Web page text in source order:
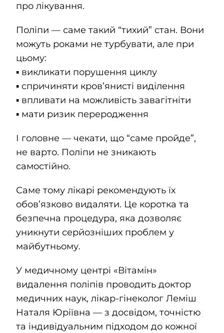
про лікування.
Поліпи — саме такий “тихий” стан. Вони
можуть роками не турбувати, але при
цьому:
▪️ викликати порушення циклу
▪️ спричиняти кров’янисті виділення
▪️ впливати на можливість завагітніти
▪️ мати ризик переродження
І головне — чекати, що “саме пройде”,
не варто. Поліпи не зникають
самостійно.
Саме тому лікарі рекомендують їх
обов’язково видаляти. Це коротка та
безпечна процедура, яка дозволяє
уникнути серйозніших проблем у
майбутньому.
У медичному центрі «Вітамін»
видалення поліпів проводить доктор
медичних наук, лікар-гінеколог Леміш
Наталя Юріївна — з досвідом, точністю
та індивідуальним підходом до кожної